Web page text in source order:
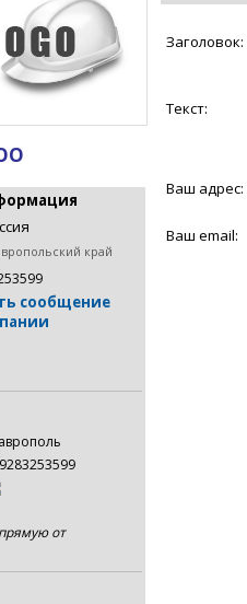
край
сообщение
от
Заголовок:
Текст:
Ваш адрес:
Ваш email: